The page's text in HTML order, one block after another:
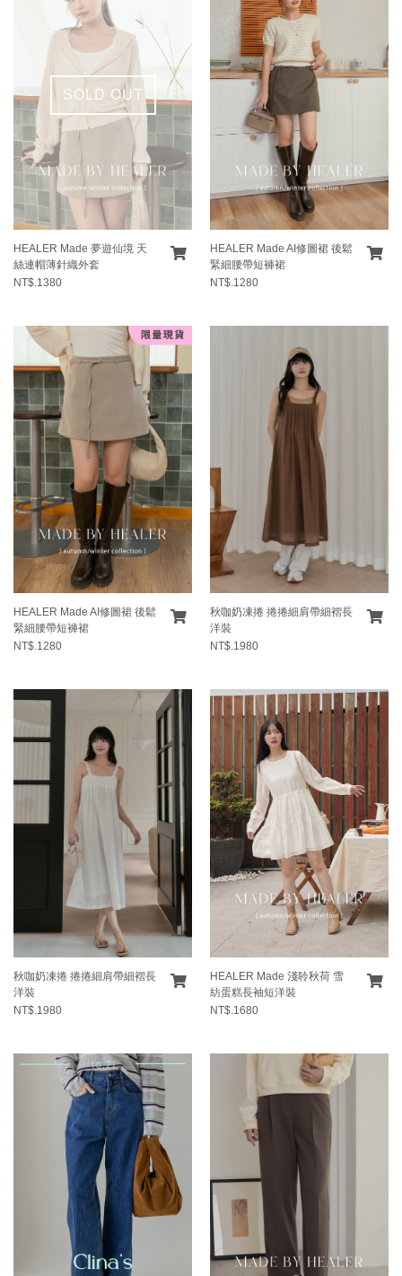
SOLD OUT
HEALER Made 夢遊仙境 天
絲連帽薄針織外套
NT$.1380
HEALER Made AI修圖裙 後鬆
緊細腰帶短褲裙
NT$.1280
HEALER Made AI修圖裙 後鬆
緊細腰帶短褲裙
NT$.1280
秋咖奶凍捲 捲捲細肩帶細褶長
洋裝
NT$.1980
秋咖奶凍捲 捲捲細肩帶細褶長
洋裝
NT$.1980
HEALER Made 淺聆秋荷 雪
紡蛋糕長袖短洋裝
NT$.1680